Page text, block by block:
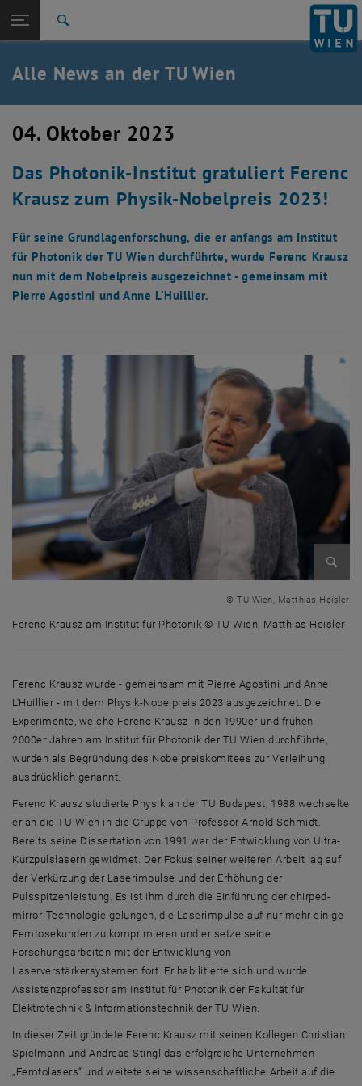
TU Login
Quicklinks
Quicklinks-Menü umschalten
Studium
Karriere
Zurück: Subseiten von TU Wien Startseite auflisten
Zurück zur letzten Ebene:
TU Wien Startseite
Übersicht
Alle News an der TU Wien
04. Oktober 2023
Das Photonik-Institut gratuliert Ferenc
Krausz zum Physik-Nobelpreis 2023!
Für seine Grundlagenforschung, die er anfangs am Institut
für Photonik der TU Wien durchführte, wurde Ferenc Krausz
nun mit dem Nobelpreis ausgezeichnet - gemeinsam mit
Pierre Agostini und Anne L'Huillier.
© TU Wien, Matthias Heisler
Ferenc Krausz am Institut für Photonik © TU Wien, Matthias Heisler
Ferenc Krausz wurde - gemeinsam mit Pierre Agostini und Anne
L'Huillier - mit dem Physik-Nobelpreis 2023 ausgezeichnet. Die
Experimente, welche Ferenc Krausz in den 1990er und frühen
2000er Jahren am Institut für Photonik der TU Wien durchführte,
wurden als Begründung des Nobelpreiskomitees zur Verleihung
ausdrücklich genannt.
Ferenc Krausz studierte Physik an der TU Budapest, 1988 wechselte
er an die TU Wien in die Gruppe von Professor Arnold Schmidt.
Bereits seine Dissertation von 1991 war der Entwicklung von Ultra-
Kurzpulslasern gewidmet. Der Fokus seiner weiteren Arbeit lag auf
der Verkürzung der Laserimpulse und der Erhöhung der
Pulsspitzenleistung. Es ist ihm durch die Einführung der chirped-
mirror-Technologie gelungen, die Laserimpulse auf nur mehr einige
Femtosekunden zu komprimieren und er setze seine
Forschungsarbeiten mit der Entwicklung von
Laserverstärkersystemen fort. Er habilitierte sich und wurde
Assistenzprofessor am Institut für Photonik der Fakultät für
Elektrotechnik & Informationstechnik der TU Wien.
In dieser Zeit gründete Ferenc Krausz mit seinen Kollegen Christian
Spielmann und Andreas Stingl das erfolgreiche Unternehmen
„Femtolasers“ und weitete seine wissenschaftliche Arbeit auf die